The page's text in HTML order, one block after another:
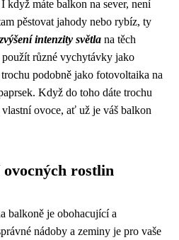
když máte balkon na sever, není
pěstovat jahody nebo rybíz, ty
zvýšení intenzity světla na těch
různé vychytávky jako
podobně jako fotovoltaika na
Když do toho dáte trochu
ovoce, ať už je váš balkon
rostlin
balkoně je obohacující a
nádoby a zeminy je pro vaše